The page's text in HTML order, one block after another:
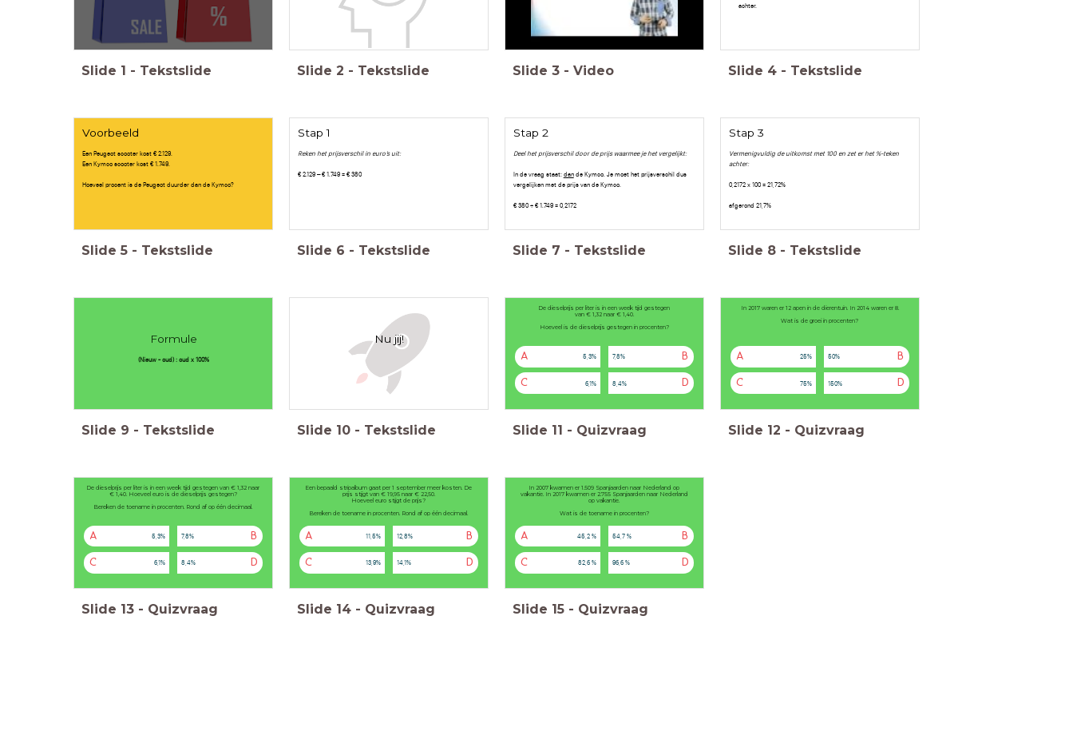
Slide 1 - Tekstslide Slide 2 - Tekstslide Slide 3 - Video
achter.
Slide 4 - Tekstslide
Voorbeeld
Een Peugeot scooter kost € 2.129.
Een Kymco scooter kost € 1.749.
Hoeveel procent is de Peugeot duurder dan de Kymco?
Slide 5 - Tekstslide
Stap 1
Reken het prijsverschil in euro’s uit:
€ 2.129 – € 1.749 = € 380
Slide 6 - Tekstslide
Stap 2
Deel het prijsverschil door de prijs waarmee je het vergelijkt:
In de vraag staat: dande Kymco. Je moet het prijsverschil dus
vergelijken met de prijs van de Kymco.
€ 380 ÷ € 1.749 = 0,2172
Slide 7 - Tekstslide
Stap 3
Vermenigvuldig de uitkomst met 100 en zet er het %-teken
achter:
0,2172 x 100 = 21,72%
afgerond 21,7%
Slide 8 - Tekstslide
Formule
(Nieuw - oud) : oud x 100%
Slide 9 - Tekstslide
Nu jij!
Slide 10 - Tekstslide
De dieselprijs per liter is in een week tijd gestegen
van € 1,32 naar € 1,40.
Hoeveel is de dieselprijs gestegen in procenten?
A 5,3% B
7,8%
C 6,1% D
8,4%
Slide 11 - Quizvraag
In 2017 waren er 12 apen in de dierentuin. In 2014 waren er 8.
Wat is de groei in procenten?
A 25% B
50%
C 75% D
150%
Slide 12 - Quizvraag
De dieselprijs per liter is in een week tijd gestegen van € 1,32 naar
€ 1,40. Hoeveel euro is de dieselprijs gestegen?
Bereken de toename in procenten. Rond af op één decimaal.
A 5,3% B
7,8%
C 6,1% D
8,4%
Slide 13 - Quizvraag
Een bepaald stripalbum gaat per 1 september meer kosten. De
prijs stijgt van € 19,95 naar € 22,50.
Hoeveel euro stijgt de prijs?
Bereken de toename in procenten. Rond af op één decimaal.
A 11,5% B
12,8%
C 13,9% D
14,1%
Slide 14 - Quizvraag
In 2007 kwamen er 1.509 Spanjaarden naar Nederland op
vakantie. In 2017 kwamen er 2.755 Spanjaarden naar Nederland
op vakantie.
Wat is de toename in procenten?
A 45,2 % B
54,7 %
C 82,6 % D
96,6 %
Slide 15 - Quizvraag